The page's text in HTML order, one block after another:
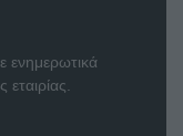
ενημερωτικά